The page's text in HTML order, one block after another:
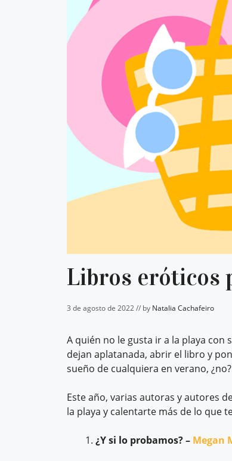
Libros eróticos
3 de agosto de 2022 // by Natalia Cachafeiro
A quién no le gusta ir a la playa
dejan aplatanada, abrir el libro y
sueño de cualquiera en verano, ¿no?
Este año, varias autoras y autores
la playa y calentarte más de lo que
¿Y si lo probamos? – Megan